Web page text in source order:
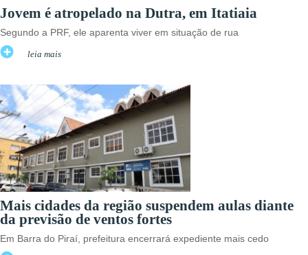
Jovem é atropelado na Dutra, em Itatiaia
Segundo a PRF, ele aparenta viver em situação de rua
leia mais
Mais cidades da região suspendem aulas diante
da previsão de ventos fortes
Em Barra do Piraí, prefeitura encerrará expediente mais cedo